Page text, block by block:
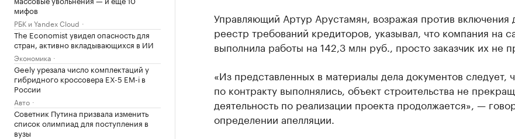
мифов
РБК и Yandex Cloud
The Economist увидел опасность для
стран, активно вкладывающихся в ИИ
Экономика
Geely урезала число комплектаций у
гибридного кроссовера EX-5 EM-i в
России
Авто
Советник Путина призвала изменить
список олимпиад для поступления в
вузы
Управляющий Артур Арустамян, возражая против включения
реестр требований кредиторов, указывал, что компания на
выполнила работы на 142,3 млн руб., просто заказчик их не
«Из представленных в материалы дела документов следует,
по контракту выполнялись, объект строительства не
деятельность по реализации проекта продолжается», —
определении апелляции.